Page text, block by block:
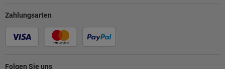
Folgen Sie uns
Zahlungsarten